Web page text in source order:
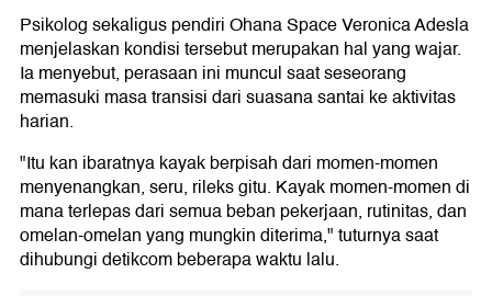
Psikolog sekaligus pendiri Ohana Space Veronica Adesla
menjelaskan kondisi tersebut merupakan hal yang wajar.
Ia menyebut, perasaan ini muncul saat seseorang
memasuki masa transisi dari suasana santai ke aktivitas
harian.
"Itu kan ibaratnya kayak berpisah dari momen-momen
menyenangkan, seru, rileks gitu. Kayak momen-momen di
mana terlepas dari semua beban pekerjaan, rutinitas, dan
omelan-omelan yang mungkin diterima," tuturnya saat
dihubungi detikcom beberapa waktu lalu.